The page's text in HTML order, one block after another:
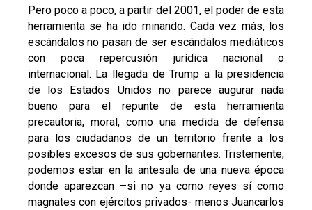
Pero poco a poco, a partir del 2001, el poder de esta
herramienta se ha ido minando. Cada vez más, los
escándalos no pasan de ser escándalos mediáticos
con poca repercusión jurídica nacional o
internacional. La llegada de Trump a la presidencia
de los Estados Unidos no parece augurar nada
bueno para el repunte de esta herramienta
precautoria, moral, como una medida de defensa
para los ciudadanos de un territorio frente a los
posibles excesos de sus gobernantes. Tristemente,
podemos estar en la antesala de una nueva época
donde aparezcan –si no ya como reyes sí como
magnates con ejércitos privados- menos Juancarlos